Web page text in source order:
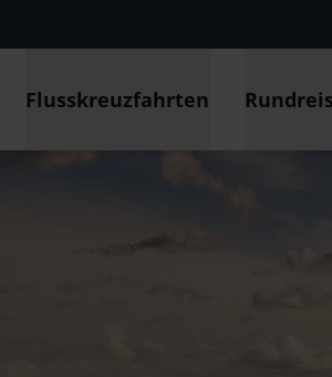
Flusskreuzfahrten